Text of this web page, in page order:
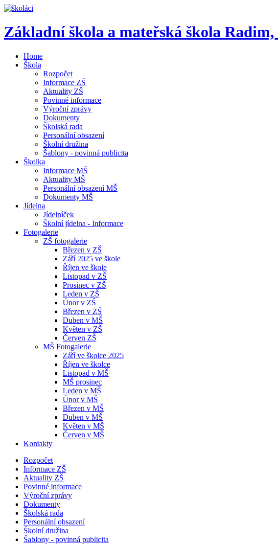
Základní škola a mateřská škola Radim,
Home
Škola
Rozpočet
Informace ZŠ
Aktuality ZŠ
Povinné informace
Výroční zprávy
Dokumenty
Školská rada
Personální obsazení
Školní družina
Šablony - povinná publicita
Školka
Informace MŠ
Aktuality MŠ
Personální obsazení MŠ
Dokumenty MŠ
Jídelna
Jídelníček
Školní jídelna - Informace
Fotogalerie
ZŠ fotogalerie
Březen v ZŠ
Září 2025 ve škole
Říjen ve škole
Listopad v ZŠ
Prosinec v ZŠ
Leden v ZŠ
Únor v ZŠ
Březen v ZŠ
Duben v MŠ
Květen v ZŠ
Červen ZŠ
MŠ Fotogalerie
Září ve školce 2025
Říjen ve školce
Listopad v MŠ
MŠ prosinec
Leden v MŠ
Únor v MŠ
Březen v MŠ
Duben v MŠ
Květen v MŠ
Červen v MŠ
Kontakty
Rozpočet
Informace ZŠ
Aktuality ZŠ
Povinné informace
Výroční zprávy
Dokumenty
Školská rada
Personální obsazení
Školní družina
Šablony - povinná publicita